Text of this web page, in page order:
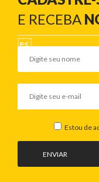
E RECEBA
ENVIAR
Estou de